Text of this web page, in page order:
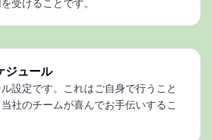
受けることです。
ジュール
設定です。これはご自身で行うこと
社のチームが喜んでお手伝いするこ